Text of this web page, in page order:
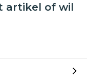
artikel of wil